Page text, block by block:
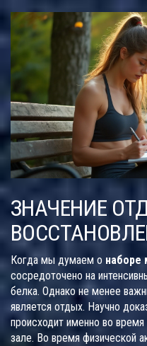
ЗНАЧЕНИЕ
Когда мы думаем о наборе
сосредоточено на
белка. Однако не менее
является отдых. Научно
происходит именно во
зале. Во время физической